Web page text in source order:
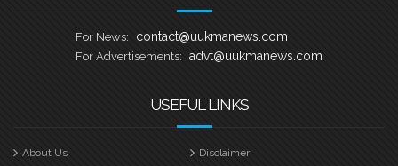
For News: contact@uukmanews.com
For Advertisements: advt@uukmanews.com
USEFUL LINKS
About Us
Disclaimer